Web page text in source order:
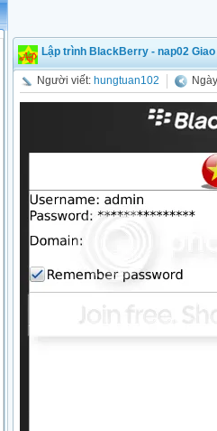
Lập trình BlackBerry - nap02
Người viết: hungtuan102